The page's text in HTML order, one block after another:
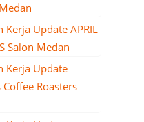
Update APRIL
Salon Medan
Kerja Update
Coffee Roasters